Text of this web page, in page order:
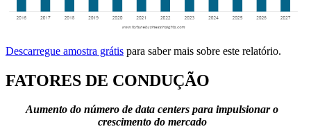
Descarregue amostra grátis para saber mais sobre este relatório.
FATORES DE CONDUÇÃO
Aumento do número de data centers para impulsionar o
crescimento do mercado